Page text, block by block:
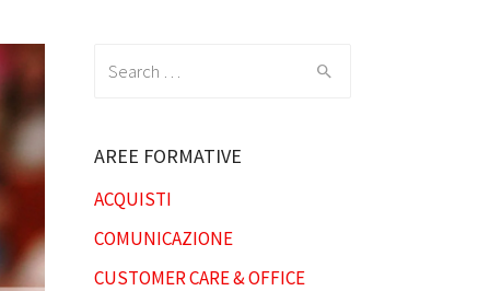
AREE FORMATIVE
ACQUISTI
COMUNICAZIONE
CUSTOMER CARE & OFFICE